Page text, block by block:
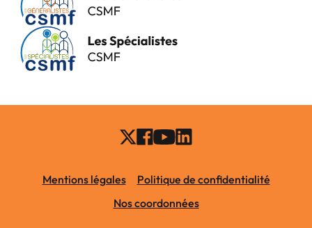
Mentions légales
Politique de confidentialité
Nos coordonnées